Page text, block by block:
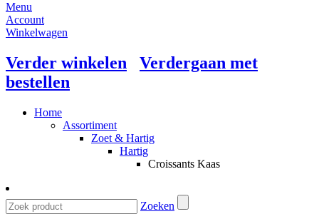
Menu
Account
Winkelwagen
Verder winkelen
Verdergaan met
bestellen
Home
Assortiment
Zoet & Hartig
Hartig
Croissants Kaas
Zoeken